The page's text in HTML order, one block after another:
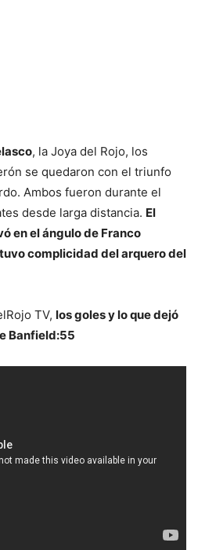
, la Joya del Rojo, los
se quedaron con el triunfo
Ambos fueron durante el
desde larga distancia. El
en el ángulo de Franco
complicidad del arquero del
TV, los goles y lo que dejó
Banfield:55